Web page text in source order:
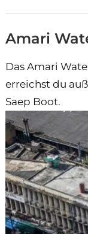
Amari
Das Amari
erreichst du
Saep Boot.